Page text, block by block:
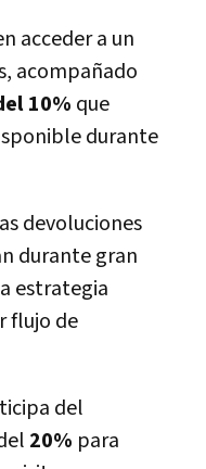
acceder a un
acompañado
10% que
durante
devoluciones
durante gran
estrategia
flujo de
del
20% para